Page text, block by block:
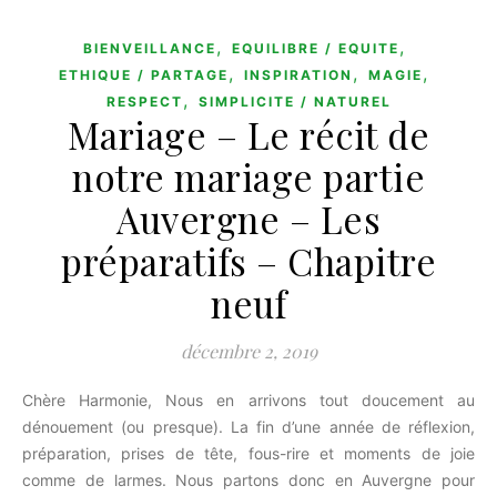
BIENVEILLANCE , EQUILIBRE / EQUITE ,
ETHIQUE / PARTAGE , INSPIRATION , MAGIE ,
RESPECT , SIMPLICITE / NATUREL
Mariage – Le récit de
notre mariage partie
Auvergne – Les
préparatifs – Chapitre
neuf
décembre 2, 2019
Chère Harmonie, Nous en arrivons tout doucement au
dénouement (ou presque). La fin d’une année de réflexion,
préparation, prises de tête, fous-rire et moments de joie
comme de larmes. Nous partons donc en Auvergne pour